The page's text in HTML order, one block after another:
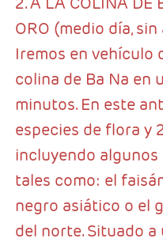
ORO (medio día,
Iremos en vehículo
colina de Ba Na en
minutos. En este
especies de flora y
incluyendo
tales como: el
negro asiático o el
del norte. Situado